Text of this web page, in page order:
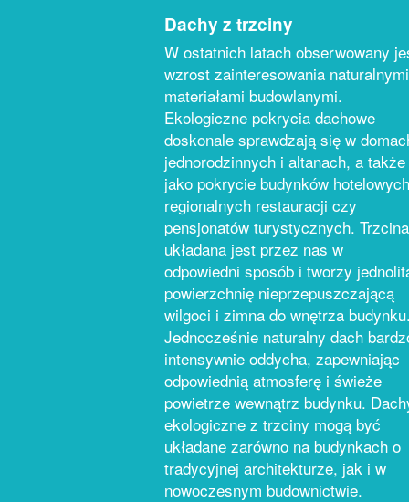
Dachy z trzciny
W ostatnich latach obserwowany
wzrost zainteresowania naturalnymi
materiałami budowlanymi.
Ekologiczne pokrycia dachowe
doskonale sprawdzają się w
jednorodzinnych i altanach, a także
jako pokrycie budynków
regionalnych restauracji czy
pensjonatów turystycznych. Trzcina
układana jest przez nas w
odpowiedni sposób i tworzy
powierzchnię nieprzepuszczającą
wilgoci i zimna do wnętrza
Jednocześnie naturalny dach
intensywnie oddycha, zapewniając
odpowiednią atmosferę i świeże
powietrze wewnątrz budynku.
ekologiczne z trzciny mogą być
układane zarówno na budynkach o
tradycyjnej architekturze, jak i w
nowoczesnym budownictwie.